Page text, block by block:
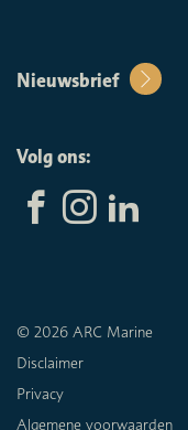
Nieuwsbrief
Volg ons:
© 2026 ARC Marine
Disclaimer
Privacy
Algemene voorwaarden